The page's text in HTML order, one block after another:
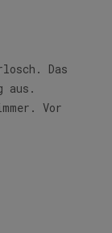
Das
aus.
Vor